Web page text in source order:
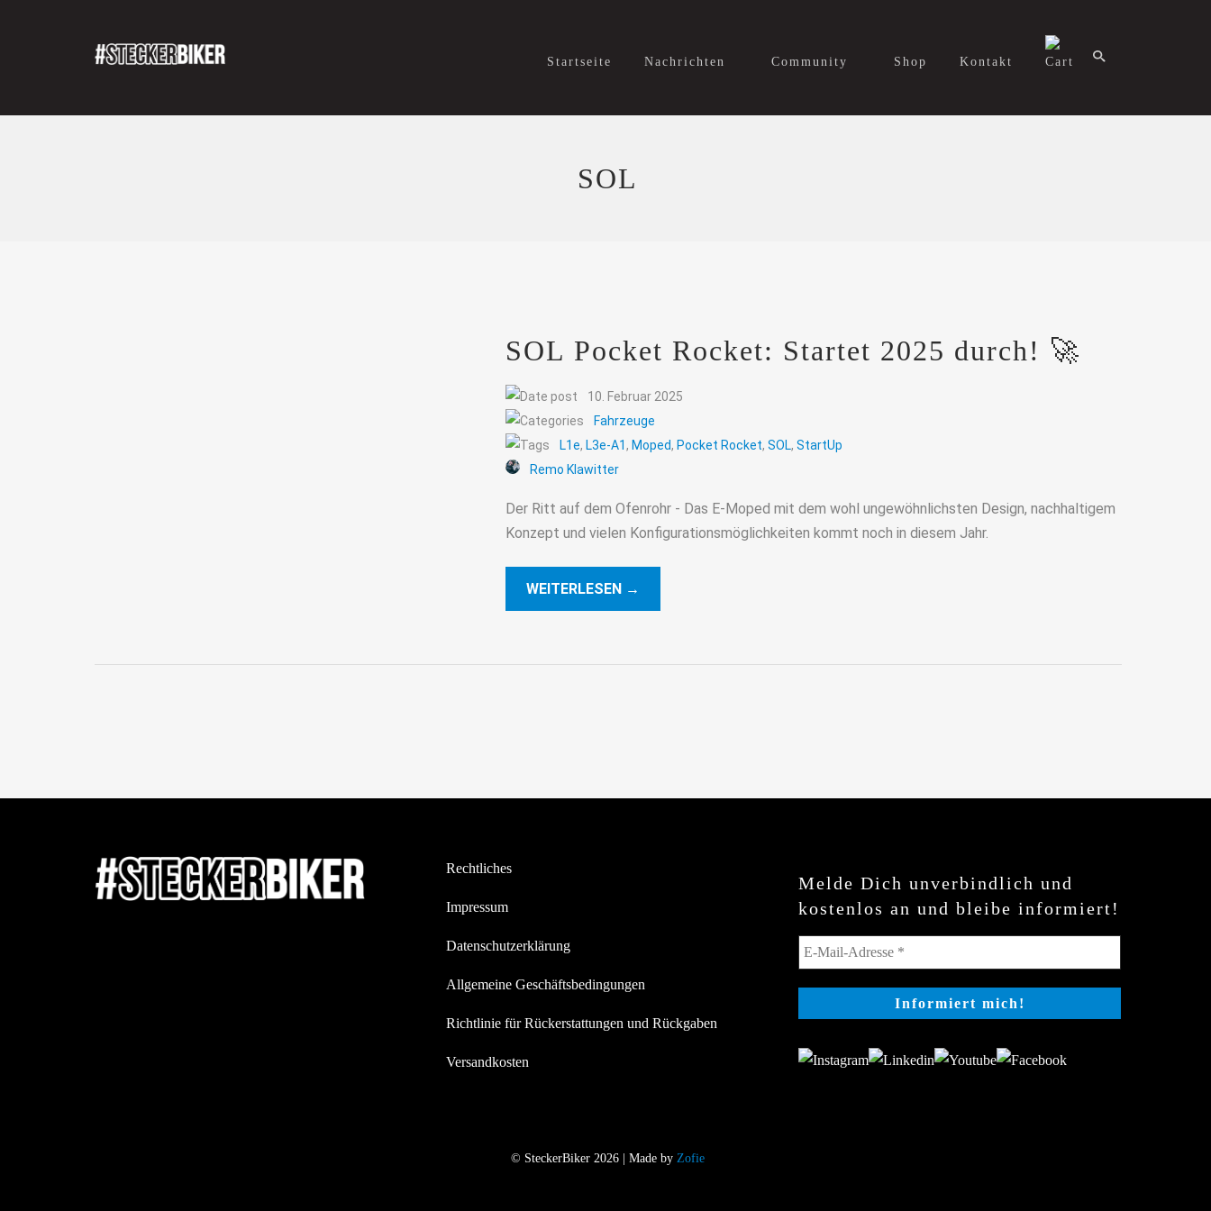
Startseite Nachrichten Community Shop Kontakt
SOL
SOL Pocket Rocket: Startet 2025 durch! 🚀
10. Februar 2025
Fahrzeuge
L1e, L3e-A1, Moped, Pocket Rocket, SOL, StartUp
Remo Klawitter
Der Ritt auf dem Ofenrohr - Das E-Moped mit dem wohl ungewöhnlichsten Design, nachhaltigem
Konzept und vielen Konfigurationsmöglichkeiten kommt noch in diesem Jahr.
WEITERLESEN →
Rechtliches
Impressum
Datenschutzerklärung
Allgemeine Geschäftsbedingungen
Richtlinie für Rückerstattungen und Rückgaben
Versandkosten
Melde Dich unverbindlich und
kostenlos an und bleibe informiert!
© SteckerBiker 2026 | Made by Zofie